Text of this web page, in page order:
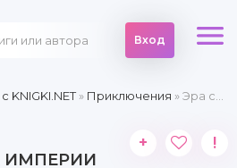
Вход
KNIGKI.NET» Приключения » Эра смерти. Эра империи
ИМПЕРИИ
+ !